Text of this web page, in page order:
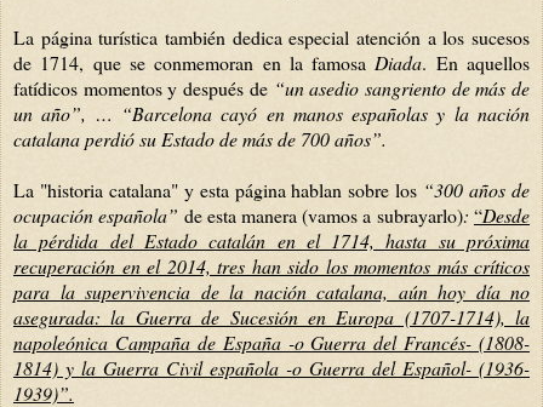
La página turística también dedica especial atención a los sucesos
de 1714, que se conmemoran en la famosa Diada. En aquellos
fatídicos momentos y después de“un asedio sangriento de más de
un año”, … “Barcelona cayó en manos españolas y la nación
catalana perdió su Estado de más de 700 años”.
La "historia catalana" y esta página hablan sobre los “300 años de
ocupaciónespañola” de esta manera (vamos a subrayarlo): “Desde
la pérdida del Estado catalán en el 1714, hasta su próxima
recuperación en el 2014, tres han sido los momentos más críticos
para la supervivencia de la nación catalana, aún hoy día no
asegurada: la Guerra de Sucesión en Europa (1707-1714), la
napoleónica Campaña de España -o Guerra del Francés- (1808-
1814) y la Guerra Civil española -o Guerra del Español- (1936-
1939)”.